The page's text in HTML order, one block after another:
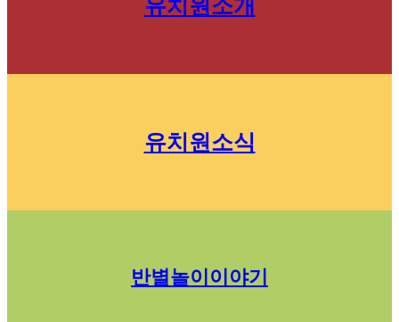
유치원소개
유치원소식
반별놀이이야기